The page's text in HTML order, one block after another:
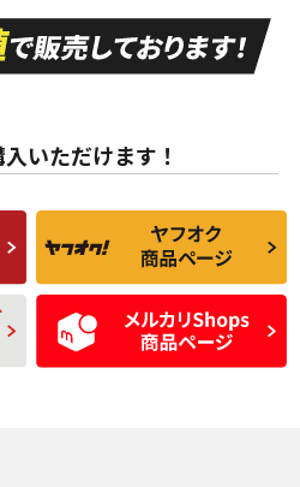
A
走行距離も少なく、
非常に状態の良い中
古品
んどない中古品
C
られるが、使用に問
題のない中古品
D
残り溝も少なく、偏
磨耗がみられ、短期
間使用できるくらい
の中古品
いただけます！